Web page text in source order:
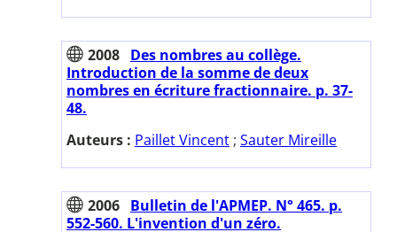
2008 Des nombres au collège.
Introduction de la somme de deux
nombres en écriture fractionnaire. p. 37-
48.
Auteurs : Paillet Vincent ; Sauter Mireille
2006 Bulletin de l'APMEP. N° 465. p.
552-560. L'invention d'un zéro.